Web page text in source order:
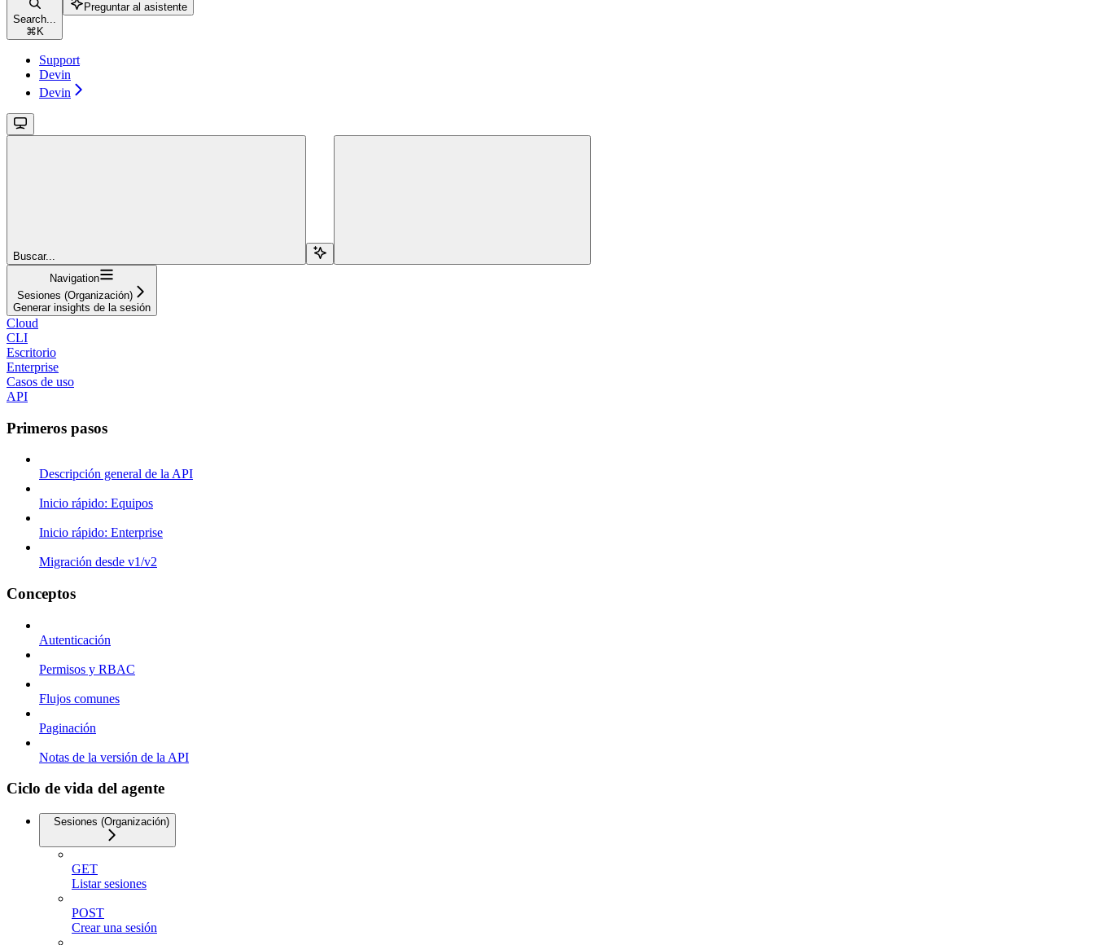
Search...
⌘ K
Preguntar al asistente
Support
Devin
Devin
Buscar...
Navigation
Sesiones (Organización)
Generar insights de la sesión
Cloud
CLI
Escritorio
Enterprise
Casos de uso
API
Primeros pasos
Descripción general de la API
Inicio rápido: Equipos
Inicio rápido: Enterprise
Migración desde v1/v2
Conceptos
Autenticación
Permisos y RBAC
Flujos comunes
Paginación
Notas de la versión de la API
Ciclo de vida del agente
Sesiones (Organización)
GET
Listar sesiones
POST
Crear una sesión